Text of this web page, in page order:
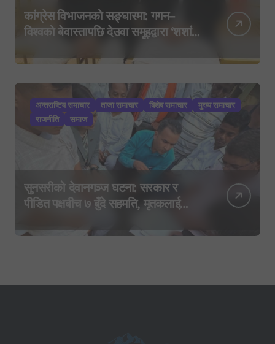
कांग्रेस विभाजनको सङ्घारमा: गगन–
विश्वको बेवास्तापछि देउवा समूहद्वारा ‘शशांक
यात्राको घोषणा तयारी!
अन्तराष्टिय समाचार ताजा समाचार बिशेष समाचार
मुख्य समाचार
राजनीति
समाज
सुनसरीको देवानगञ्ज घटना: सरकार र
पीडित पक्षबीच ७ बुँदे सहमति, मृतकलाई